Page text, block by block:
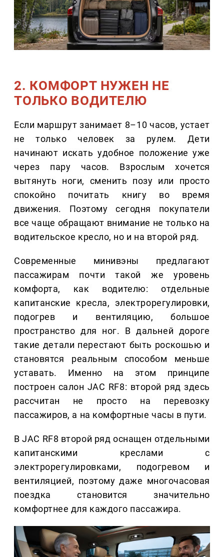
2. КОМФОРТ НУЖЕН НЕ
ТОЛЬКО ВОДИТЕЛЮ
Если маршрут занимает 8–10 часов, устает
не только человек за рулем. Дети
начинают искать удобное положение уже
через пару часов. Взрослым хочется
вытянуть ноги, сменить позу или просто
спокойно почитать книгу во время
движения. Поэтому сегодня покупатели
все чаще обращают внимание не только на
водительское кресло, но и на второй ряд.
Современные минивэны предлагают
пассажирам почти такой же уровень
комфорта, как водителю: отдельные
капитанские кресла, электрорегулировки,
подогрев и вентиляцию, большое
пространство для ног. В дальней дороге
такие детали перестают быть роскошью и
становятся реальным способом меньше
уставать. Именно на этом принципе
построен салон JAC RF8: второй ряд здесь
рассчитан не просто на перевозку
пассажиров, а на комфортные часы в пути.
В JAC RF8 второй ряд оснащен отдельными
капитанскими креслами с
электрорегулировками, подогревом и
вентиляцией, поэтому даже многочасовая
поездка становится значительно
комфортнее для каждого пассажира.